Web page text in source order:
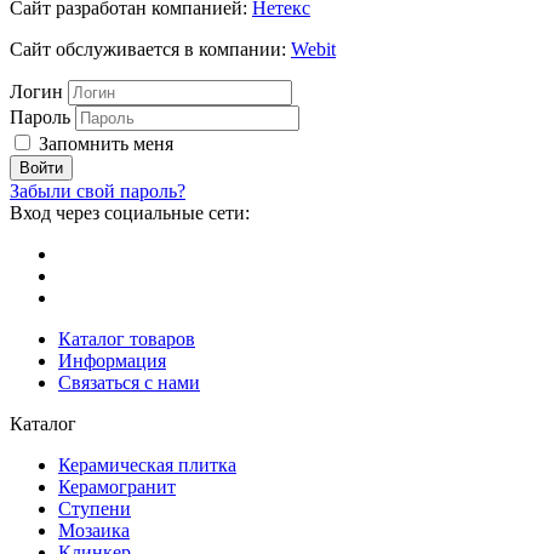
Сайт разработан компанией: Нетекс
Сайт обслуживается в компании: Webit
Логин
Пароль
Запомнить меня
Забыли свой пароль?
Вход через социальные сети:
Каталог товаров
Информация
Связаться с нами
Каталог
Керамическая плитка
Керамогранит
Ступени
Мозаика